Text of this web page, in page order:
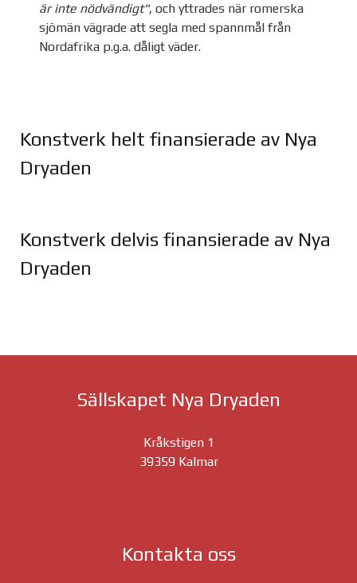
är inte nödvändigt", och yttrades när romerska
sjömän vägrade att segla med spannmål från
Nordafrika p.g.a. dåligt väder.
Konstverk helt finansierade av Nya
Dryaden
Konstverk delvis finansierade av Nya
Dryaden
Sällskapet Nya Dryaden
Kråkstigen 1
39359 Kalmar
Kontakta oss